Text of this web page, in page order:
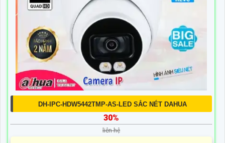
DH-IPC-HDW5442TMP-AS-LED SẮC NÉT DAHUA
30%
liên hệ